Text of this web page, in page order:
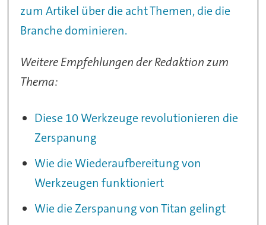
zum Artikel über die acht Themen, die die
Branche dominieren.
Weitere Empfehlungen der Redaktion zum
Thema:
Diese 10 Werkzeuge revolutionieren die
Zerspanung
Wie die Wiederaufbereitung von
Werkzeugen funktioniert
Wie die Zerspanung von Titan gelingt